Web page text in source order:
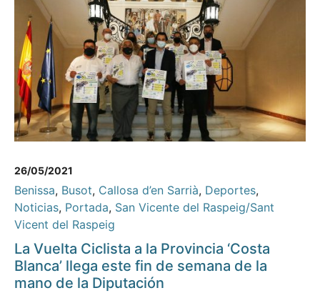
26/05/2021
Benissa, Busot, Callosa d’en Sarrià, Deportes,
Noticias, Portada, San Vicente del Raspeig/Sant
Vicent del Raspeig
La Vuelta Ciclista a la Provincia ‘Costa
Blanca’ llega este fin de semana de la
mano de la Diputación